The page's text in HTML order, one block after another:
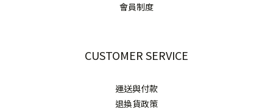
會員制度
CUSTOMER SERVICE
運送與付款
退換貨政策